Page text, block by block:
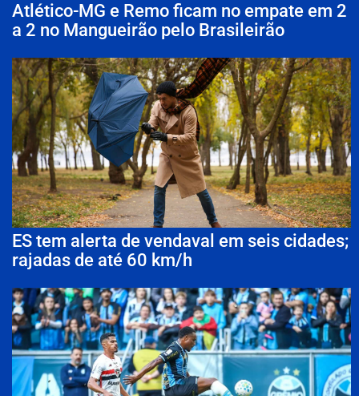
Atlético-MG e Remo ficam no empate em 2
a 2 no Mangueirão pelo Brasileirão
ES tem alerta de vendaval em seis cidades;
rajadas de até 60 km/h